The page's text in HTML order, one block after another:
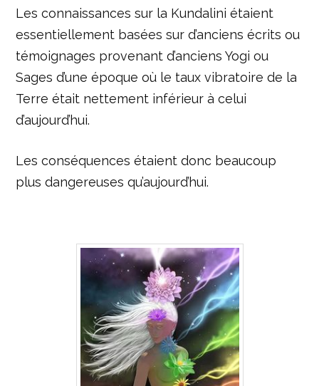
Les connaissances sur la Kundalini étaient
essentiellement basées sur d’anciens écrits ou
témoignages provenant d’anciens Yogi ou
Sages d’une époque où le taux vibratoire de la
Terre était nettement inférieur à celui
d’aujourd’hui.
Les conséquences étaient donc beaucoup
plus dangereuses qu’aujourd’hui.